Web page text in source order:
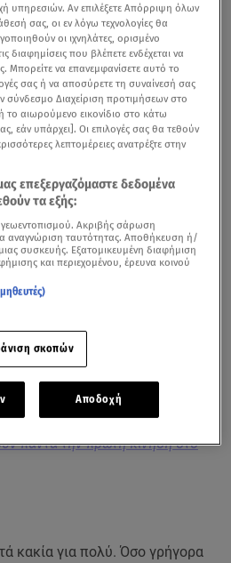
εκνευρίζονται, θυμώνουν
είναι στην διάρκεια. Για
ζώδιο «πεισμωμένο» και με
σχετικά γρήγορα και
ή δε θα σε συγχωρήσουν
πάντα την πρώτη κίνηση στο
κακία για πολύ. Όσο γρήγορα
υπηρεσιών. Αν επιλέξετε Απόρριψη όλων
σας, οι εν λόγω τεχνολογίες θα
οι ιχνηλάτες, ορισμένο
διαφημίσεις που βλέπετε ενδέχεται να
Μπορείτε να επανεμφανίσετε αυτό το
σας ή να αποσύρετε τη συναίνεσή σας
σύνδεσμο Διαχείριση προτιμήσεων στο
το αιωρούμενο εικονίδιο στο κάτω
εάν υπάρχει]. Οι επιλογές σας θα τεθούν
λεπτομέρειες ανατρέξτε στην
επεξεργαζόμαστε δεδομένα
τα εξής:
Ακριβής σάρωση
αναγνώριση ταυτότητας. Αποθήκευση ή/
συσκευής. Εξατομικευμένη διαφήμιση
και περιεχομένου, έρευνα κοινού
σκοπών
Αποδοχή